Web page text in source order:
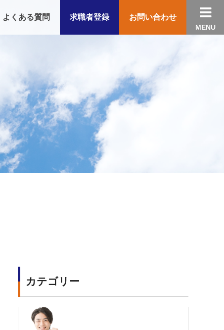
よくある質問 求職者登録 お問い合わせ 
MENU
カテゴリー